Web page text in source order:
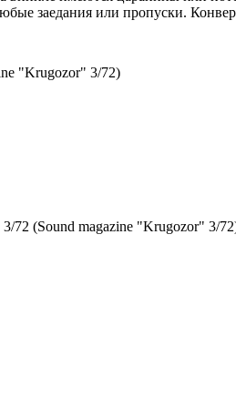
заедания или пропуски.
"Krugozor" 3/72)
72 (Sound magazine "Krugozor" 3/